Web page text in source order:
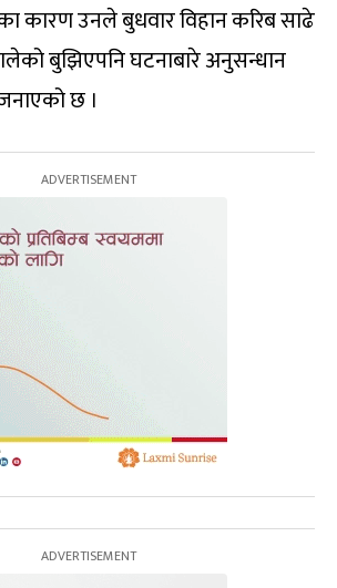
कारण उनले बुधवार विहान करिब साढे
बुझिएपनि घटनाबारे अनुसन्धान
छ ।